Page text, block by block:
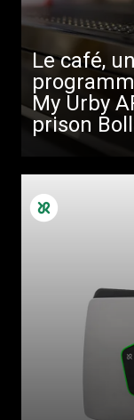
Le café,
My Urby
prison